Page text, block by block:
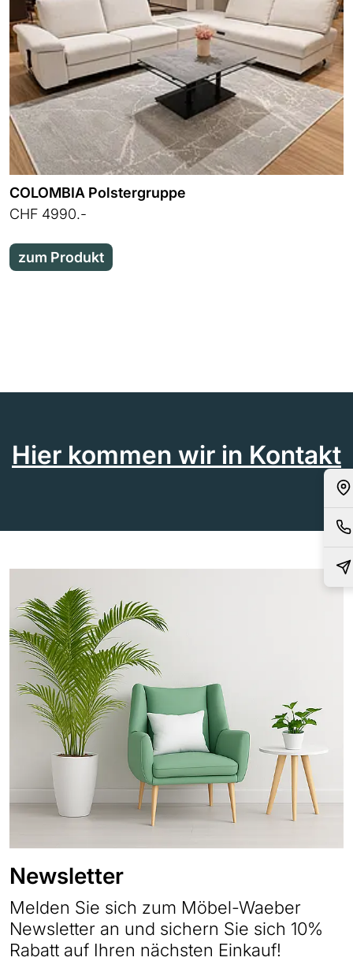
COLOMBIA Polstergruppe
CHF 4990.-
zum Produkt
Hier kommen wir in Kontakt
Newsletter
Melden Sie sich zum Möbel-Waeber
Newsletter an und sichern Sie sich 10%
Rabatt auf Ihren nächsten Einkauf!